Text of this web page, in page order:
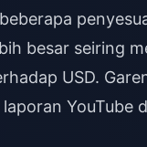
besar seiring
USD.
YouTube